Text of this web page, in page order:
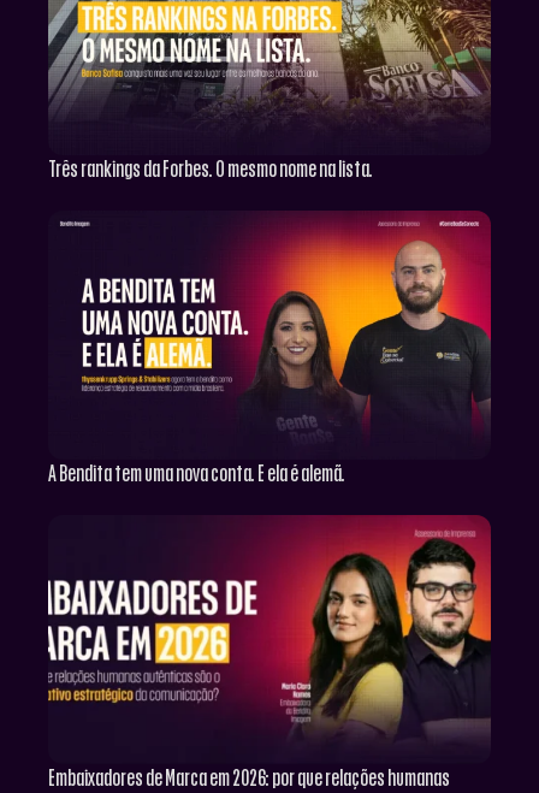
Três rankings da Forbes. O mesmo nome na lista.
A Bendita tem uma nova conta. E ela é alemã.
Embaixadores de Marca em 2026: por que relações humanas